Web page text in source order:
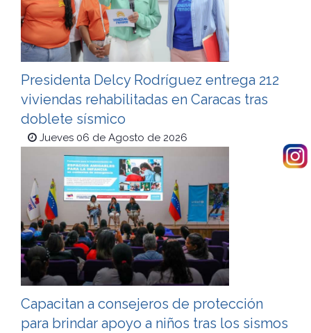
Presidenta Delcy Rodríguez entrega 212
viviendas rehabilitadas en Caracas tras
doblete sísmico
Jueves 06 de Agosto de 2026
Capacitan a consejeros de protección
para brindar apoyo a niños tras los sismos